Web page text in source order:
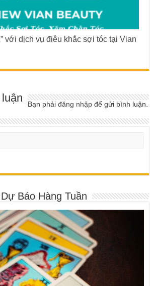
với dịch vụ điêu khắc sợi tóc tại Vian
Bạn phảiđăng nhập để gửi bình luận.
Báo Hàng Tuần